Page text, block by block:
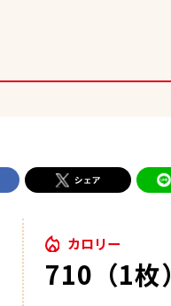
カロリー
710（1枚）